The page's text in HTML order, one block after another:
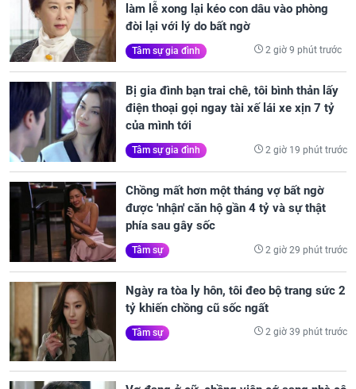
làm lễ xong lại kéo con dâu vào phòng
đòi lại với lý do bất ngờ
Tâm sự gia đình 2 giờ 9 phút trước
Bị gia đình bạn trai chê, tôi bình thản lấy
điện thoại gọi ngay tài xế lái xe xịn 7 tỷ
của mình tới
Tâm sự gia đình 2 giờ 19 phút trước
Chồng mất hơn một tháng vợ bất ngờ
được 'nhận' căn hộ gần 4 tỷ và sự thật
phía sau gây sốc
Tâm sự 2 giờ 29 phút trước
Ngày ra tòa ly hôn, tôi đeo bộ trang sức 2
tỷ khiến chồng cũ sốc ngất
Tâm sự 2 giờ 39 phút trước